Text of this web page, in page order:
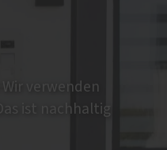
verwenden
ist nachhaltig